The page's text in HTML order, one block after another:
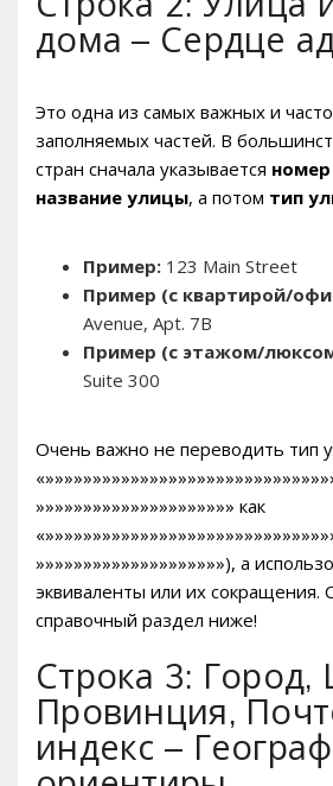
дома – Сердце
Это одна из самых важных и
заполняемых частей. В
стран сначала указывается
название улицы, а потом тип
Пример: 123 Main Street
Пример (с квартирой/
Avenue, Apt. 7B
Пример (с этажом/
Suite 300
Очень важно не переводить тип
»»»»»»»»»»»»»»»»»»»»» как
»»»»»»»»»»»»»»»»»»»»), а
эквиваленты или их сокращения.
справочный раздел ниже!
Строка 3: Город,
Провинция,
индекс –